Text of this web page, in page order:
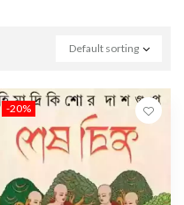
Default sorting
-20%